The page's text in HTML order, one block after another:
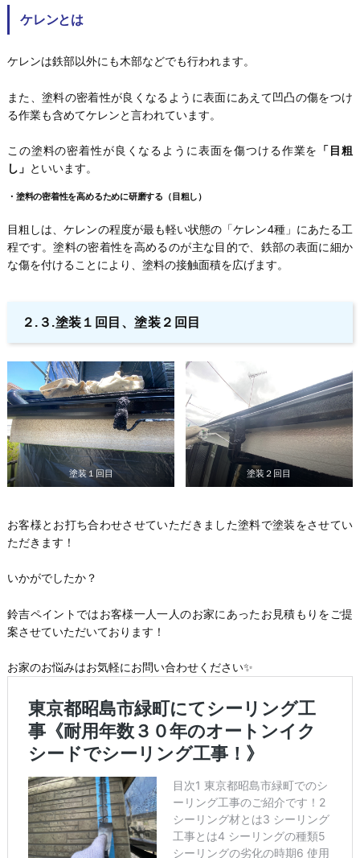
ケレンとは
ケレンは鉄部以外にも木部などでも行われます。
また、塗料の密着性が良くなるように表面にあえて凹凸の傷をつけ
る作業も含めてケレンと言われています。
この塗料の密着性が良くなるように表面を傷つける作業を
「目粗
し」 といいます。
・ 塗料の密着性を高めるために研磨する（目粗し）
目粗しは、ケレンの程度が最も軽い状態の「ケレン4種」にあたる工
程です。塗料の密着性を高めるのが主な目的で、鉄部の表面に細か
な傷を付けることにより、塗料の接触面積を広げます。
２.３.塗装１回目、塗装２回目
塗装１回目 塗装２回目
お客様とお打ち合わせさせていただきました塗料で塗装をさせてい
ただきます！
いかがでしたか？
鈴吉ペイントではお客様一人一人のお家にあったお見積もりをご提
案させていただいております！
お家のお悩みはお気軽にお問い合わせください✨